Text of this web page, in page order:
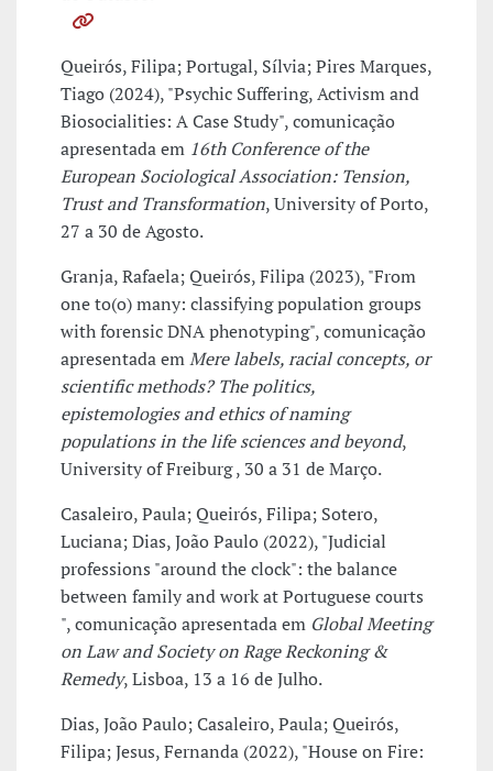
Queirós, Filipa; Portugal, Sílvia; Pires Marques,
Tiago (2024), "Psychic Suffering, Activism and
Biosocialities: A Case Study", comunicação
apresentada em 16th Conference of the
European Sociological Association: Tension,
Trust and Transformation, University of Porto,
27 a 30 de Agosto.
Granja, Rafaela; Queirós, Filipa (2023), "From
one to(o) many: classifying population groups
with forensic DNA phenotyping", comunicação
apresentada emMere labels, racial concepts, or
scientific methods? The politics,
epistemologies and ethics of naming
populations in the life sciences and beyond,
University of Freiburg , 30 a 31 de Março.
Casaleiro, Paula; Queirós, Filipa; Sotero,
Luciana; Dias, João Paulo (2022), "Judicial
professions "around the clock": the balance
between family and work at Portuguese courts
", comunicação apresentada em Global Meeting
on Law and Society on Rage Reckoning &
Remedy, Lisboa, 13 a 16 de Julho.
Dias, João Paulo; Casaleiro, Paula; Queirós,
Filipa; Jesus, Fernanda (2022), "House on Fire: